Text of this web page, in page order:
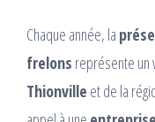
Chaque année, la
frelons représente un
Thionville et de la